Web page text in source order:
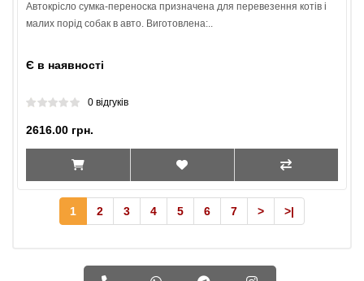
Автокрісло сумка-переноска призначена для перевезення котів і
малих порід собак в авто. Виготовлена:..
Є в наявності
0 відгуків
2616.00 грн.
1 2 3 4 5 6 7 > >|